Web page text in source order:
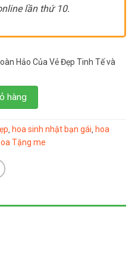
lần thứ 10.
Hảo Của Vẻ Đẹp Tinh Tế và
hàng
hoa sinh nhật bạn gái hoa
Tặng me